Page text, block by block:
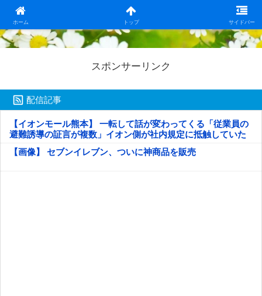
ホーム トップ サイドバー
日本第一！ニュース録
スポンサーリンク
配信記事
【イオンモール熊本】 一転して話が変わってくる「従業員の
避難誘導の証言が複数」イオン側が社内規定に抵触していた
疑い
【画像】 セブンイレブン、ついに神商品を販売